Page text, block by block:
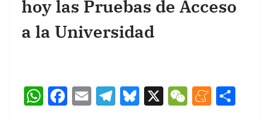
hoy las Pruebas de Acceso
a la Universidad
W F
E
T
Bl X
W M